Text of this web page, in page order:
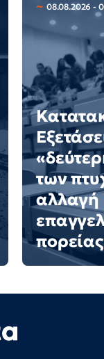
08.08.2026 -
των
αλλαγή
πορείας